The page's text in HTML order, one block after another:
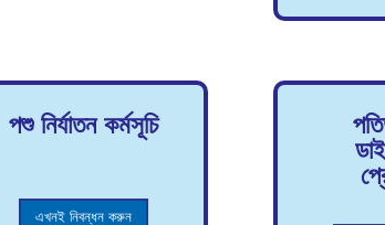
পশু নির্যাতন কর্মসূচি
এখনই নিবন্ধন করুন